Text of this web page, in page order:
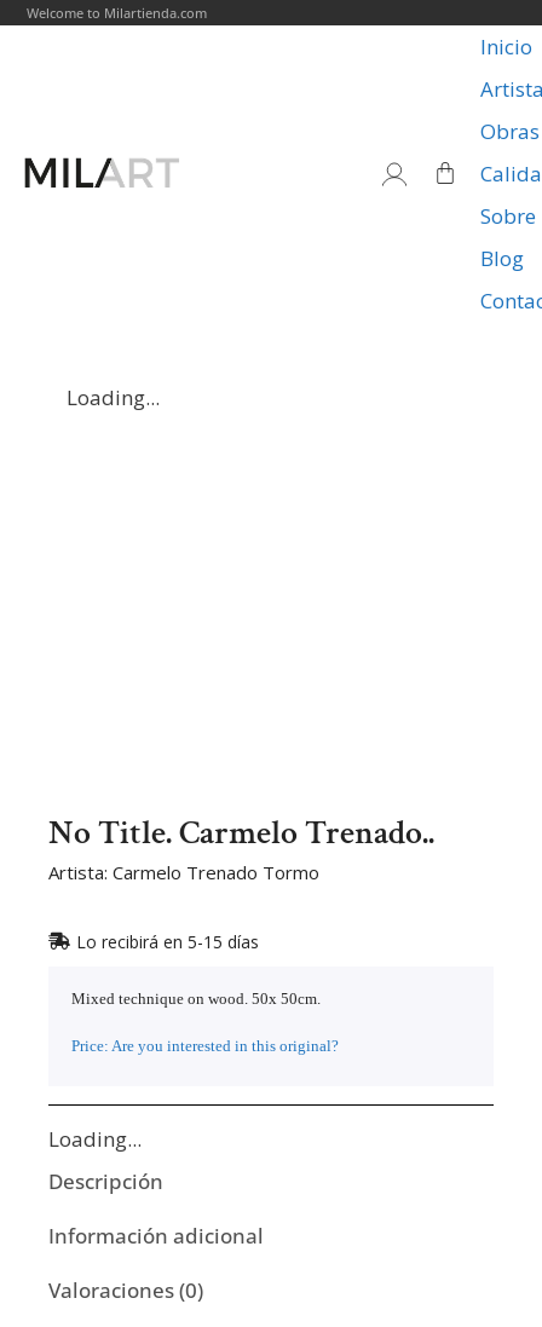
Welcome to Milartienda.com
Inicio
Obras
Blog
Loading...
No Title. Carmelo Trenado..
Artista: Carmelo Trenado Tormo
Lo recibirá en 5-15 días
Mixed technique on wood. 50x 50cm.
Price: Are you interested in this original?
Loading...
Descripción
Información adicional
Valoraciones (0)